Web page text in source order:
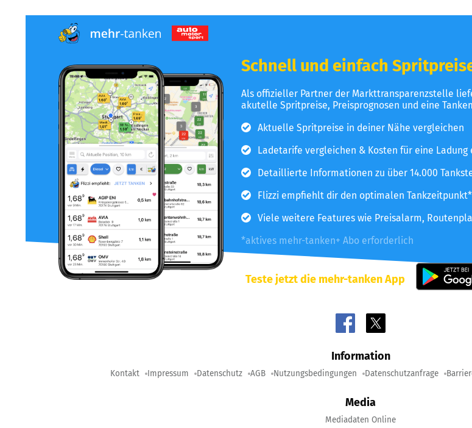
Schnell und einfach
Als offizieller Partner der Markttransparenzstelle
akutelle Spritpreise, Preisprognosen und eine
Aktuelle Spritpreise in deiner Nähe vergleichen
Ladetarife vergleichen & Kosten für eine Ladung
Detaillierte Informationen zu über 14.000
Flizzi empfiehlt dir den optimalen Tankzeitpunkt*
Viele weitere Features wie Preisalarm,
*aktives mehr-tanken+ Abo erforderlich
Teste jetzt die mehr-tanken App
Information
Kontakt Impressum Datenschutz AGB Nutzungsbedingungen Datenschutzanfrage
Media
Mediadaten Online